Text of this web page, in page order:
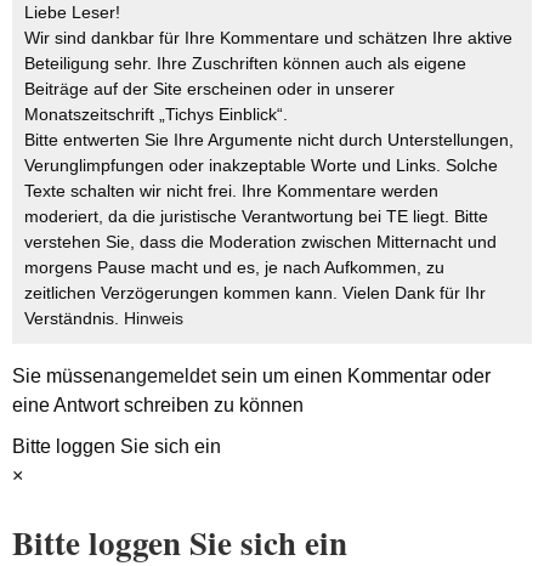
Liebe Leser!
Wir sind dankbar für Ihre Kommentare und schätzen Ihre aktive
Beteiligung sehr. Ihre Zuschriften können auch als eigene
Beiträge auf der Site erscheinen oder in unserer
Monatszeitschrift „Tichys Einblick“.
Bitte entwerten Sie Ihre Argumente nicht durch Unterstellungen,
Verunglimpfungen oder inakzeptable Worte und Links. Solche
Texte schalten wir nicht frei. Ihre Kommentare werden
moderiert, da die juristische Verantwortung bei TE liegt. Bitte
verstehen Sie, dass die Moderation zwischen Mitternacht und
morgens Pause macht und es, je nach Aufkommen, zu
zeitlichen Verzögerungen kommen kann. Vielen Dank für Ihr
Verständnis. Hinweis
Sie müssenangemeldetsein um einen Kommentar oder
eine Antwort schreiben zu können
Bitte loggen Sie sich ein
×
Bitte loggen Sie sich ein